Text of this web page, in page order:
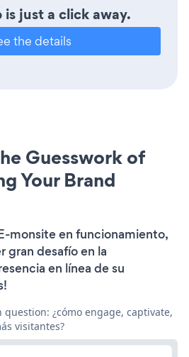
just a click away.
the details
Guesswork of
Your Brand
monsite en funcionamiento,
gran desafío en la
en línea de su
¿cómo engage, captivate,
visitantes?